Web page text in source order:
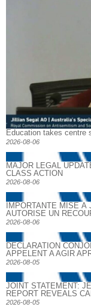
Education takes centre
2026-08-06
MAJOR LEGAL
CLASS ACTION
2026-08-06
IMPORTANTE MISE À
AUTORISE UN
2026-08-06
DECLARATION
APPELENT A AGIR
2026-08-05
JOINT STATEMENT:
REPORT REVEALS
2026-08-05